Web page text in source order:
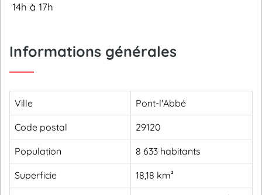
14h à 17h
Informations générales
Ville Pont-l'Abbé
Code postal 29120
Population 8 633 habitants
Superficie 18,18 km²